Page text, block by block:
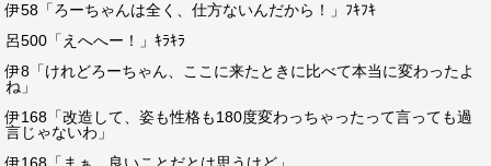
伊58「ろーちゃんは全く、仕方ないんだから！」ﾌｷﾌｷ
呂500「えへへー！」ｷﾗｷﾗ
伊8「けれどろーちゃん、ここに来たときに比べて本当に変わったよ
ね」
伊168「改造して、姿も性格も180度変わっちゃったって言っても過
言じゃないわ」